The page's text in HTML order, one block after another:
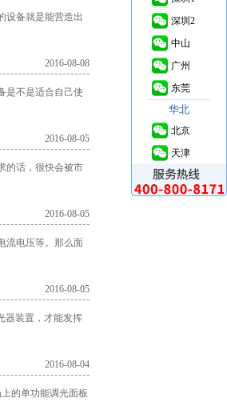
设备就是能营造出
2016-08-08
是不是适合自己使
2016-08-05
的话，很快会被市
2016-08-05
流电压等。那么面
2016-08-05
器装置，才能发挥
2016-08-04
的单功能调光面板
深圳2
中山
广州
东莞
华北
北京
天津